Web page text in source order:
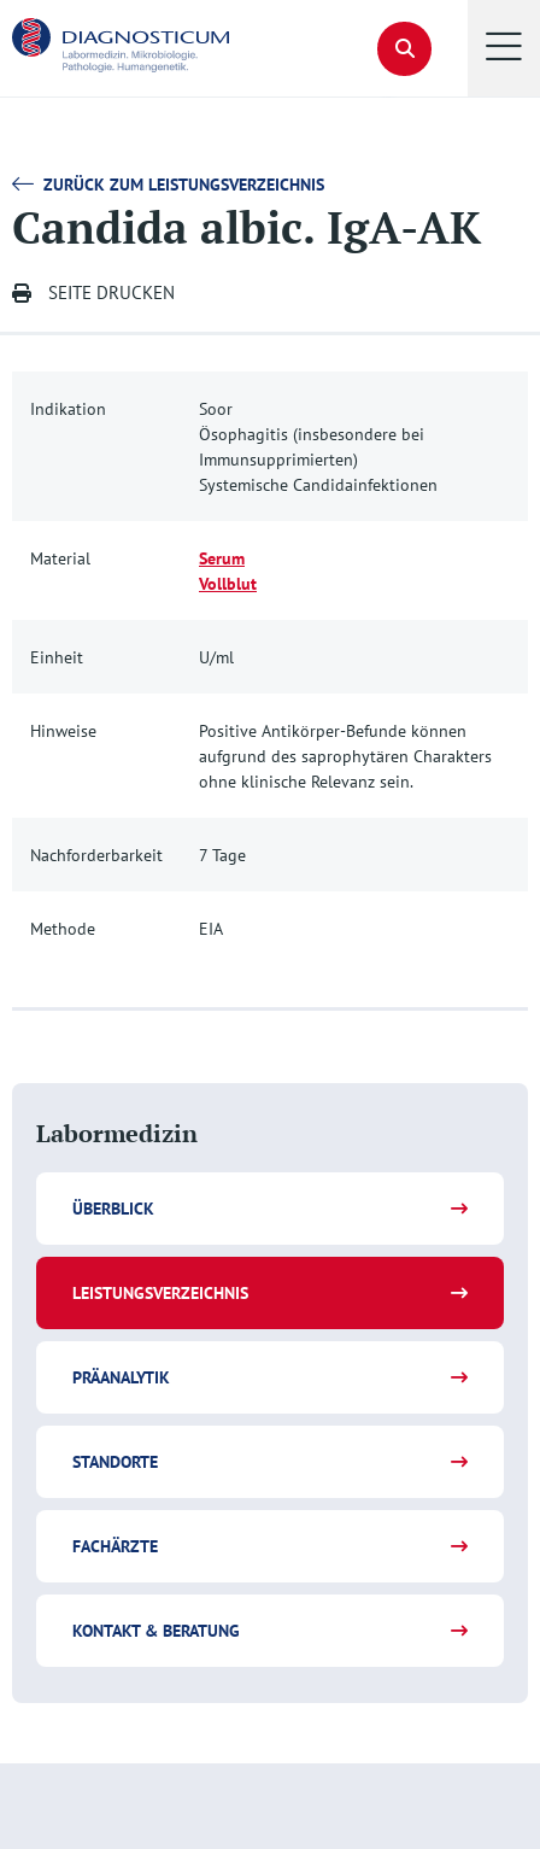
Labormedizin
ÜBERBLICK
LEISTUNGSVERZEICHNIS
PRÄANALYTIK
STANDORTE
FACHÄRZTE
KONTAKT & BERATUNG
ZURÜCK ZUM LEISTUNGSVERZEICHNIS
Candida albic. IgA-AK
SEITE DRUCKEN
Indikation
Soor
Ösophagitis (insbesondere bei
Immunsupprimierten)
Systemische Candidainfektionen
Material
Serum
Vollblut
Einheit U/ml
Hinweise
Positive Antikörper-Befunde können
aufgrund des saprophytären Charakters
ohne klinische Relevanz sein.
Nachforderbarkeit 7 Tage
Methode EIA